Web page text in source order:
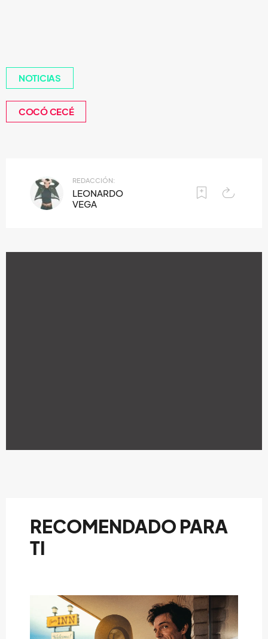
NOTICIAS
COCÓ CECÉ
REDACCIÓN:
LEONARDO
VEGA
RECOMENDADO PARA
TI